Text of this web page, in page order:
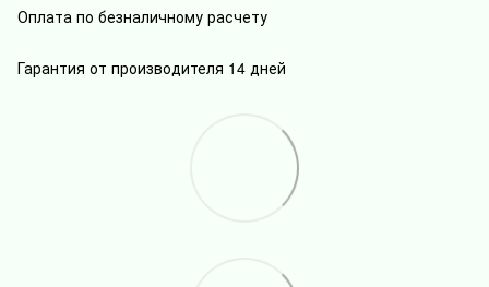
Оплата по безналичному расчету
Гарантия от производителя 14 дней